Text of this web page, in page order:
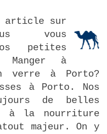
article sur
vous
petites
Manger à
verre à Porto?
à Porto. Nos
de belles
à la nourriture
majeur. On y